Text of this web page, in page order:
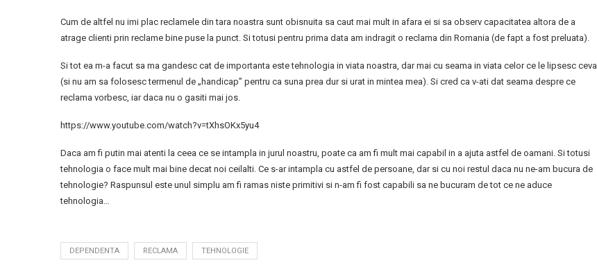
Cum de altfel nu imi plac reclamele din tara noastra sunt obisnuita sa caut mai mult in afara ei si sa observ capacitatea altora de a
atrage clienti prin reclame bine puse la punct. Si totusi pentru prima data am indragit o reclama din Romania (de fapt a fost preluata).
Si tot ea m-a facut sa ma gandesc cat de importanta este tehnologia in viata noastra, dar mai cu seama in viata celor ce le lipsesc ceva
(si nu am sa folosesc termenul de „handicap” pentru ca suna prea dur si urat in mintea mea). Si cred ca v-ati dat seama despre ce
reclama vorbesc, iar daca nu o gasiti mai jos.
https://www.youtube.com/watch?v=tXhsOKx5yu4
Daca am fi putin mai atenti la ceea ce se intampla in jurul noastru, poate ca am fi mult mai capabil in a ajuta astfel de oamani. Si totusi
tehnologia o face mult mai bine decat noi ceilalti. Ce s-ar intampla cu astfel de persoane, dar si cu noi restul daca nu ne-am bucura de
tehnologie? Raspunsul este unul simplu am fi ramas niste primitivi si n-am fi fost capabili sa ne bucuram de tot ce ne aduce
tehnologia…
DEPENDENTA RECLAMA TEHNOLOGIE